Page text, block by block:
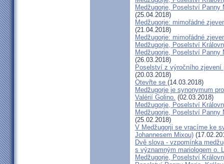
Medžugorje, Poselství Panny
(25.04.2018)
Medžugorje: mimořádné
(21.04.2018)
Medžugorje: mimořádné
Medžugorje, Poselství
Medžugorje, Poselství Panny
(26.03.2018)
Poselství z výročního zjevení
(20.03.2018)
Otevřte se (14.03.2018)
Medžugorje je synonymum
Valérií Golino. (02.03.2018)
Medžugorje, Poselství
Medžugorje, Poselství Panny
(25.02.2018)
V Medžugorji se vracíme ke
Johannesem Mixou)
Dvě slova - vzpomínka
s významným mariologem o.
Medžugorje, Poselství